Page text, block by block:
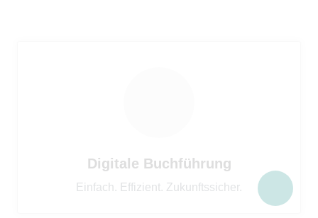
Digitale Buchführung
Einfach. Effizient. Zukunftssicher.